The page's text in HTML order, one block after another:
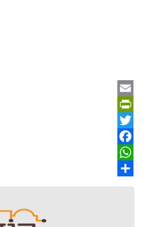
Email
PrintFriendly
Twitter
Facebook
WhatsApp